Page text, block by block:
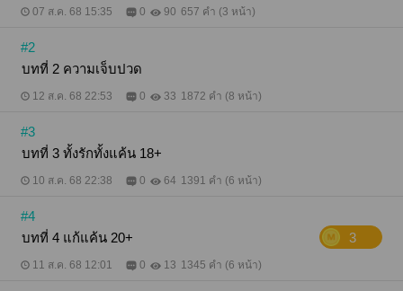
07 ส.ค. 68 15:35 0 90 657 คำ (3 หน้า)
#2
บทที่ 2 ความเจ็บปวด
12 ส.ค. 68 22:53 0 33 1872 คำ (8 หน้า)
#3
บทที่ 3 ทั้งรักทั้งแค้น 18+
10 ส.ค. 68 22:38 0 64 1391 คำ (6 หน้า)
#4
บทที่ 4 แก้แค้น 20+
3
11 ส.ค. 68 12:01 0 13 1345 คำ (6 หน้า)